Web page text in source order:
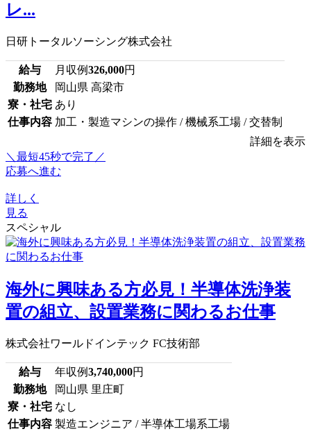
レ...
日研トータルソーシング株式会社
給与 月収例326,000円
勤務地
岡山県 高梁市
寮・社宅 あり
仕事内容 加工・製造マシンの操作 / 機械系工場 / 交替制
詳細を表示
＼最短45秒で完了／
応募へ進む
詳しく
見る
スペシャル
海外に興味ある方必見！半導体洗浄装
置の組立、設置業務に関わるお仕事
株式会社ワールドインテック FC技術部
給与 年収例3,740,000円
勤務地
岡山県 里庄町
寮・社宅 なし
仕事内容 製造エンジニア / 半導体工場系工場